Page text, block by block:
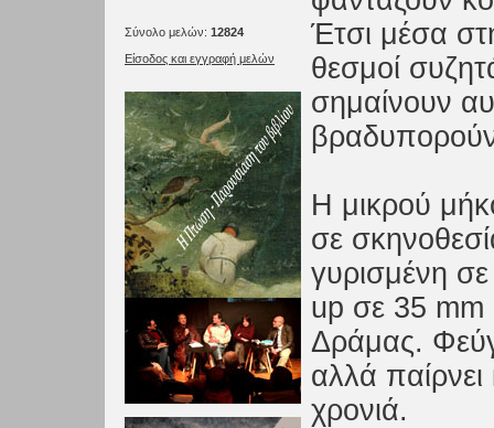
Σύνολο μελών: 12824
Είσοδος και εγγραφή μελών
Έτσι μέσα
θεσμοί
σημαίνουν
Η μικρού
σε
γυρισμένη
up σε 35 mm
Δράμας.
αλλά
χρονιά.